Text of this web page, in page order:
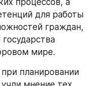
процессов, а
для работы
граждан,
мире.
планировании